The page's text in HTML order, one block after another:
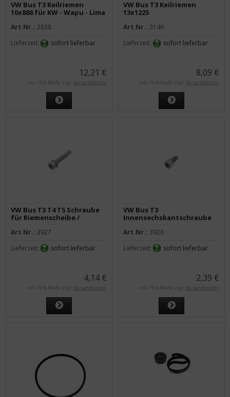
VW Bus T3 Keilriemen
10x888 für KW - Wapu - Lima
Art.Nr.: 2838
Lieferzeit:
sofort lieferbar
12,21 €
inkl. 19 % MwSt. zzgl. Versandkosten
VW Bus T3 Keilriemen
13x1225
Art.Nr.: 3146
Lieferzeit:
sofort lieferbar
8,09 €
inkl. 19 % MwSt. zzgl. Versandkosten
VW Bus T3 T4 T5 Schraube
für Riemenscheibe /
Art.Nr.: 3927
Lieferzeit:
sofort lieferbar
4,14 €
inkl. 19 % MwSt. zzgl. Versandkosten
VW Bus T3
Innensechskantschraube
Art.Nr.: 3928
Lieferzeit:
sofort lieferbar
2,39 €
inkl. 19 % MwSt. zzgl. Versandkosten